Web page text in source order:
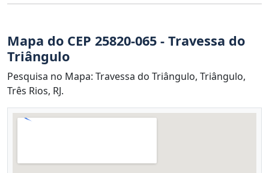
Mapa do CEP 25820-065 - Travessa do
Triângulo
Pesquisa no Mapa: Travessa do Triângulo, Triângulo,
Três Rios, RJ.